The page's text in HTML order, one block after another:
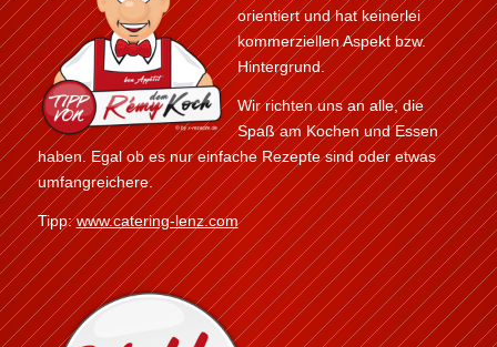
orientiert und hat keinerlei
kommerziellen Aspekt bzw.
Hintergrund.
Wir richten uns an alle, die
Spaß am Kochen und Essen
haben. Egal ob es nur einfache Rezepte sind oder etwas
umfangreichere.
Tipp:www.catering-lenz.com